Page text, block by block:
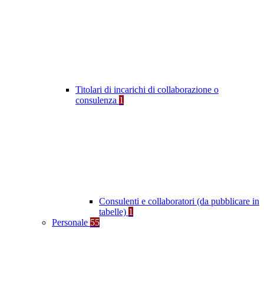
Titolari di incarichi di collaborazione o
consulenza 1
Consulenti e collaboratori (da pubblicare in
tabelle) 1
Personale 55